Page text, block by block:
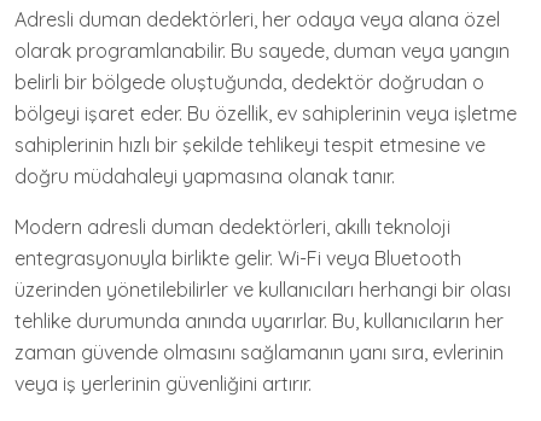
Adresli duman dedektörleri, her odaya veya alana özel
olarak programlanabilir. Bu sayede, duman veya yangın
belirli bir bölgede oluştuğunda, dedektör doğrudan o
bölgeyi işaret eder. Bu özellik, ev sahiplerinin veya işletme
sahiplerinin hızlı bir şekilde tehlikeyi tespit etmesine ve
doğru müdahaleyi yapmasına olanak tanır.
Modern adresli duman dedektörleri, akıllı teknoloji
entegrasyonuyla birlikte gelir. Wi-Fi veya Bluetooth
üzerinden yönetilebilirler ve kullanıcıları herhangi bir olası
tehlike durumunda anında uyarırlar. Bu, kullanıcıların her
zaman güvende olmasını sağlamanın yanı sıra, evlerinin
veya iş yerlerinin güvenliğini artırır.